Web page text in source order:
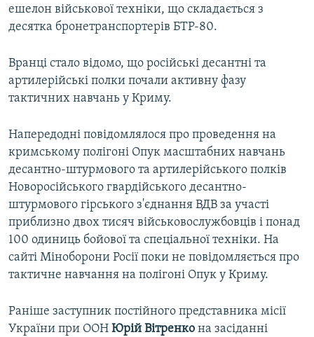
ешелон військової техніки, що складається з
десятка бронетранспортерів БТР-80.
Вранці стало відомо, що російські десантні та
артилерійські полки почали активну фазу
тактичних навчань у Криму.
Напередодні повідомлялося про проведення на
кримському полігоні Опук масштабних навчань
десантно-штурмового та артилерійського полків
Новоросійського гвардійського десантно-
штурмового гірського з'єднання ВДВ за участі
приблизно двох тисяч військовослужбовців і понад
100 одиниць бойової та спеціальної техніки. На
сайті Міноборони Росії поки не повідомляється про
тактичне навчання на полігоні Опук у Криму.
Раніше заступник постійного представника місії
України при ООН Юрій Вітренко на засіданні